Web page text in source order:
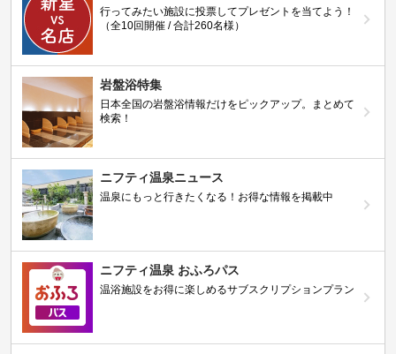
行ってみたい施設に投票してプレゼントを当てよう！
（全10回開催 / 合計260名様）
岩盤浴特集
日本全国の岩盤浴情報だけをピックアップ。まとめて
検索！
ニフティ温泉ニュース
温泉にもっと行きたくなる！お得な情報を掲載中
ニフティ温泉 おふろパス
温浴施設をお得に楽しめるサブスクリプションプラン